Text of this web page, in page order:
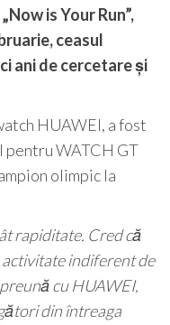
is Your Run”,
ceasul
ani de cercetare și
HUAWEI, a fost
pentru WATCH GT
olimpic la
rapiditate. Cred că
activitate indiferent de
cu HUAWEI,
din întreaga